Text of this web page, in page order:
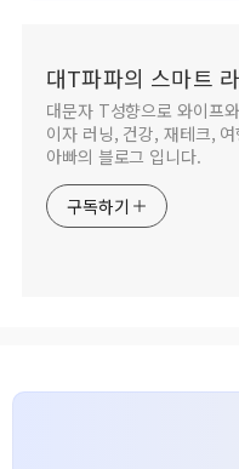
대T파파의 스마트
대문자 T성향으로 와이프
이자 러닝, 건강, 재테크,
아빠의 블로그 입니다.
구독하기